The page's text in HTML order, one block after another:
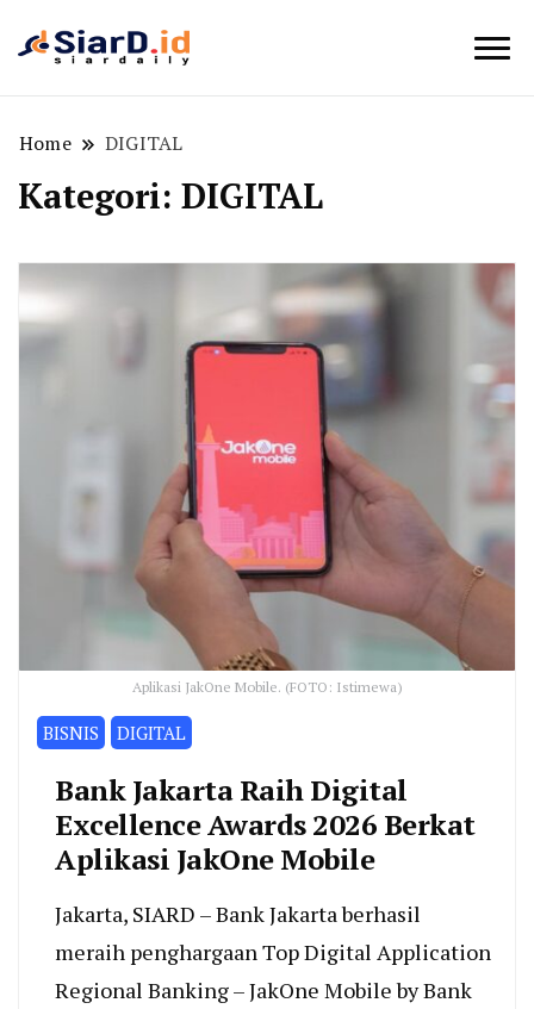
Home DIGITAL
Kategori: DIGITAL
Aplikasi JakOne Mobile. (FOTO: Istimewa)
BISNIS DIGITAL
Bank Jakarta Raih Digital
Excellence Awards 2026 Berkat
Aplikasi JakOne Mobile
Jakarta, SIARD – Bank Jakarta berhasil
meraih penghargaan Top Digital Application
Regional Banking – JakOne Mobile by Bank